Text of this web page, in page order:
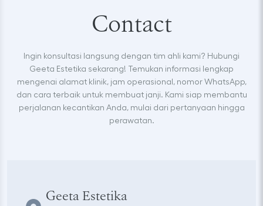
Contact
Ingin konsultasi langsung dengan tim ahli kami? Hubungi
Geeta Estetika sekarang! Temukan informasi lengkap
mengenai alamat klinik, jam operasional, nomor WhatsApp,
dan cara terbaik untuk membuat janji. Kami siap membantu
perjalanan kecantikan Anda, mulai dari pertanyaan hingga
perawatan.
Geeta Estetika